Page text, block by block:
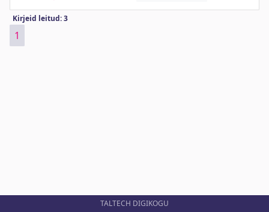
Kirjeid leitud: 3
1
TALTECH DIGIKOGU